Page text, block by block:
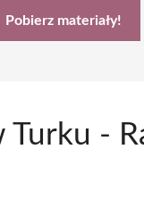
Pobierz materiały!
Turku -